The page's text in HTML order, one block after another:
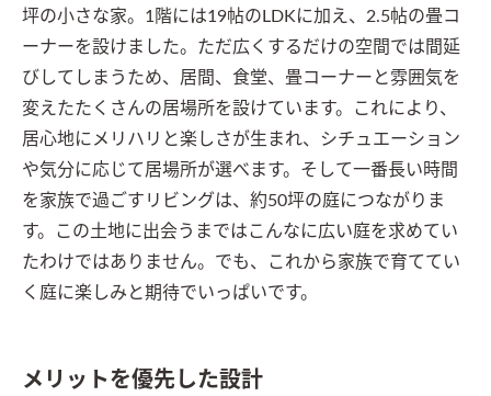
坪の小さな家。1階には19帖のLDKに加え、2.5帖の畳コ
ーナーを設けました。ただ広くするだけの空間では間延
びしてしまうため、居間、食堂、畳コーナーと雰囲気を
変えたたくさんの居場所を設けています。これにより、
居心地にメリハリと楽しさが生まれ、シチュエーション
や気分に応じて居場所が選べます。そして一番長い時間
を家族で過ごすリビングは、約50坪の庭につながりま
す。この土地に出会うまではこんなに広い庭を求めてい
たわけではありません。でも、これから家族で育ててい
く庭に楽しみと期待でいっぱいです。
メリットを優先した設計